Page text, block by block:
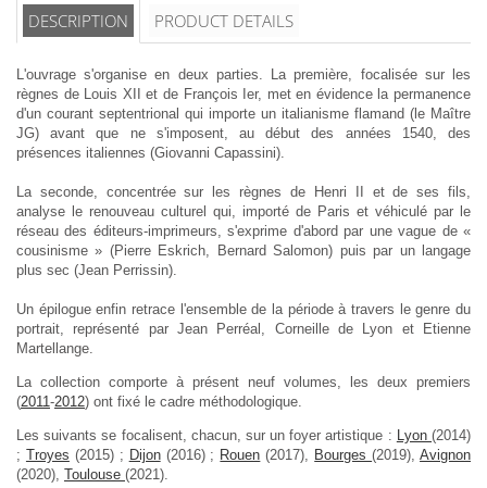
DESCRIPTION PRODUCT DETAILS
L'ouvrage s'organise en deux parties. La première, focalisée sur les
règnes de Louis XII et de François Ier, met en évidence la permanence
d'un courant septentrional qui importe un italianisme flamand (le Maître
JG) avant que ne s'imposent, au début des années 1540, des
présences italiennes (Giovanni Capassini).
La seconde, concentrée sur les règnes de Henri II et de ses fils,
analyse le renouveau culturel qui, importé de Paris et véhiculé par le
réseau des éditeurs-imprimeurs, s'exprime d'abord par une vague de «
cousinisme » (Pierre Eskrich, Bernard Salomon) puis par un langage
plus sec (Jean Perrissin).
Un épilogue enfin retrace l'ensemble de la période à travers le genre du
portrait, représenté par Jean Perréal, Corneille de Lyon et Etienne
Martellange.
La collection comporte à présent neuf volumes, les deux premiers
(2011 -2012) ont fixé le cadre méthodologique.
Les suivants se focalisent, chacun, sur un foyer artistique : Lyon(2014)
; Troyes (2015) ; Dijon(2016) ; Rouen (2017), Bourges(2019),Avignon
(2020), Toulouse (2021).